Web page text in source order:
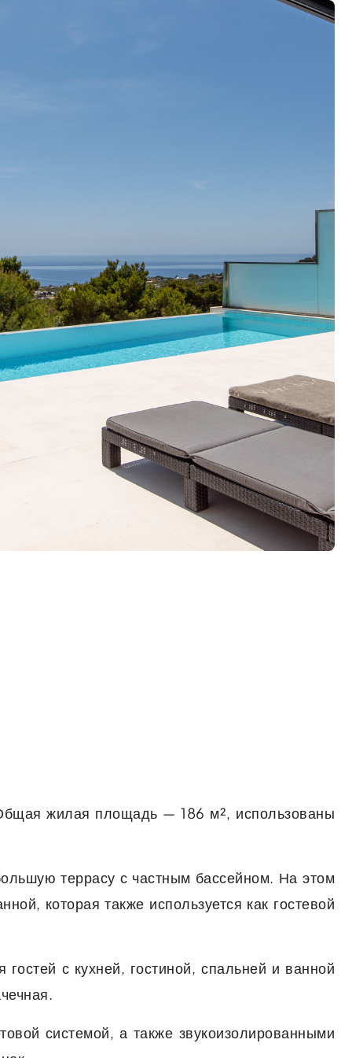
жилая площадь — 186 м², использованы
террасу с частным бассейном. На этом
которая также используется как гостевой
с кухней, гостиной, спальней и ванной
системой, а также звукоизолированными